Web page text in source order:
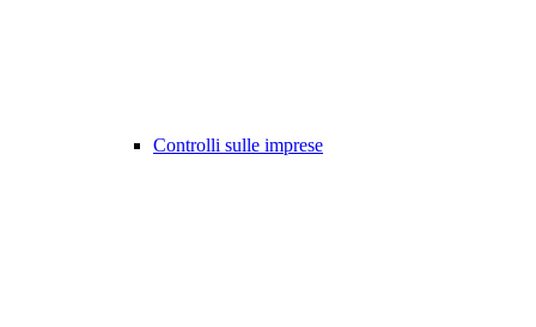
Controlli sulle imprese